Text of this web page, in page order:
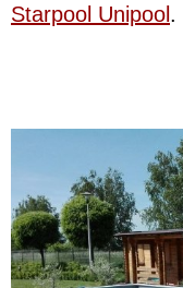
Starpool Unipool.